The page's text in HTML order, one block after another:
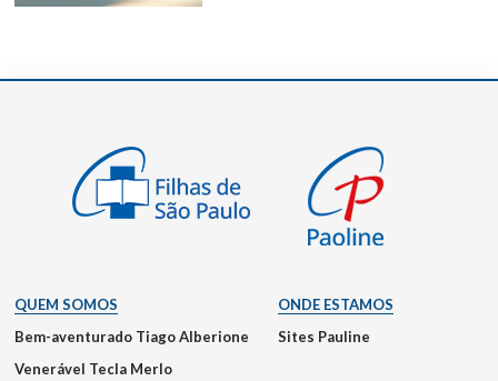
QUEM SOMOS
Bem-aventurado Tiago Alberione
Venerável Tecla Merlo
ONDE ESTAMOS
Sites Pauline